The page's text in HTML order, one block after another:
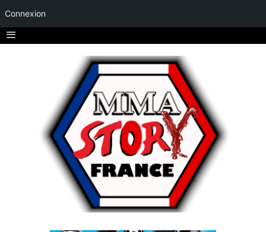
Connexion